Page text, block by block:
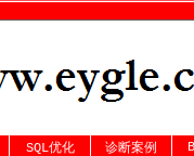
SQL优化 诊断案例